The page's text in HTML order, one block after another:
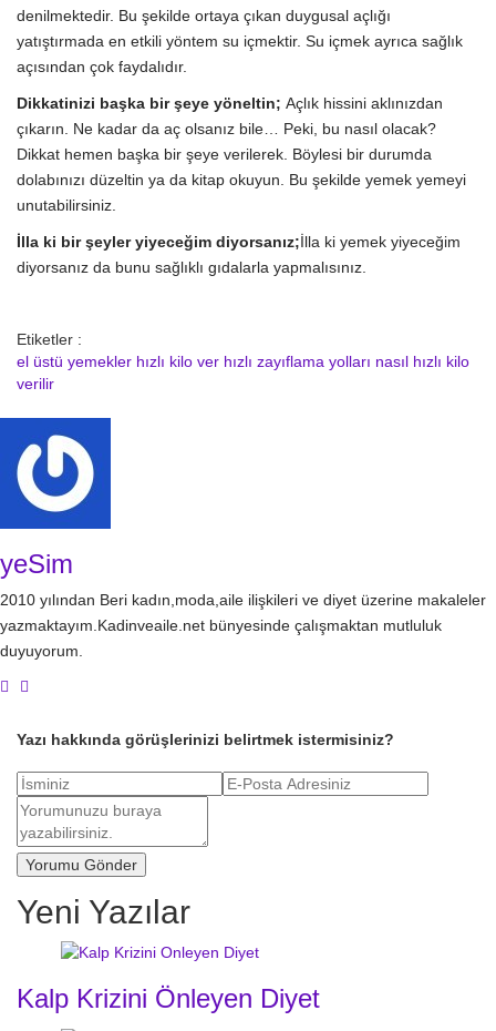
denilmektedir. Bu şekilde ortaya çıkan duygusal açlığı
yatıştırmada en etkili yöntem su içmektir. Su içmek ayrıca sağlık
açısından çok faydalıdır.
Dikkatinizi başka bir şeye yöneltin; Açlık hissini aklınızdan
çıkarın. Ne kadar da aç olsanız bile… Peki, bu nasıl olacak?
Dikkat hemen başka bir şeye verilerek. Böylesi bir durumda
dolabınızı düzeltin ya da kitap okuyun. Bu şekilde yemek yemeyi
unutabilirsiniz.
İlla ki bir şeyler yiyeceğim diyorsanız;İlla ki yemek yiyeceğim
diyorsanız da bunu sağlıklı gıdalarla yapmalısınız.
Etiketler :
el üstü yemekler hızlı kilo ver hızlı zayıflama yolları nasıl hızlı kilo
verilir
yeSim
2010 yılından Beri kadın,moda,aile ilişkileri ve diyet üzerine makaleler
yazmaktayım.Kadinveaile.net bünyesinde çalışmaktan mutluluk
duyuyorum.
Yazı hakkında görüşlerinizi belirtmek istermisiniz?
Yeni Yazılar
Kalp Krizini Önleyen Diyet